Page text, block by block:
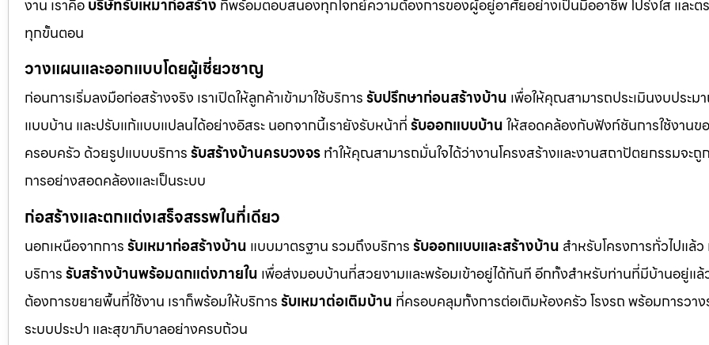
งาน เราคือบริษัทรับเหมาก่อสร้าง ที่พร้อมตอบสนองทุกโจทย์ความต้องการของผู้อยู่อาศัยอย่างเป็นมืออาชีพ โปร่งใส และต
ทุกขั้นตอน
วางแผนและออกแบบโดยผู้เชี่ยวชาญ
ก่อนการเริ่มลงมือก่อสร้างจริง เราเปิดให้ลูกค้าเข้ามาใช้บริการรับปรึกษาก่อนสร้างบ้าน เพื่อให้คุณสามารถประเมินงบประม
แบบบ้าน และปรับแก้แบบแปลนได้อย่างอิสระ นอกจากนี้เรายังรับหน้าที่รับออกแบบบ้านให้สอดคล้องกับฟังก์ชันการใช้งานข
ครอบครัว ด้วยรูปแบบบริการรับสร้างบ้านครบวงจรทำให้คุณสามารถมั่นใจได้ว่างานโครงสร้างและงานสถาปัตยกรรมจะถู
การอย่างสอดคล้องและเป็นระบบ
ก่อสร้างและตกแต่งเสร็จสรรพในที่เดียว
นอกเหนือจากการรับเหมาก่อสร้างบ้าน แบบมาตรฐาน รวมถึงบริการรับออกแบบและสร้างบ้าน สำหรับโครงการทั่วไปแล้ว
บริการรับสร้างบ้านพร้อมตกแต่งภายใน เพื่อส่งมอบบ้านที่สวยงามและพร้อมเข้าอยู่ได้ทันที อีกทั้งสำหรับท่านที่มีบ้านอยู่แล้
ต้องการขยายพื้นที่ใช้งาน เราก็พร้อมให้บริการรับเหมาต่อเติมบ้าน ที่ครอบคลุมทั้งการต่อเติมห้องครัว โรงรถ พร้อมการวาง
ระบบประปา และสุขาภิบาลอย่างครบถ้วน